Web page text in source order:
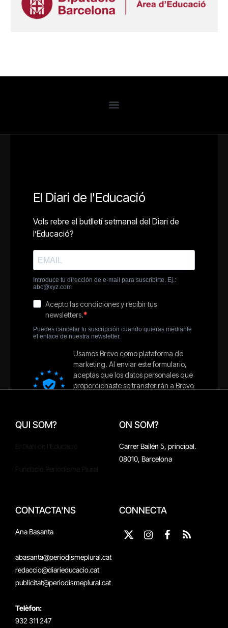
QUI SOM? ON SOM?
Carrer Bailén 5, principal.
08010, Barcelona
CONTACTA'NS
Ana Basanta
abasanta@periodismeplural.cat
redaccio@diarieducacio.cat
publicitat@periodismeplural.cat
Telèfon:
932 311 247
CONNECTA
X
InstagramFacebook
RSS